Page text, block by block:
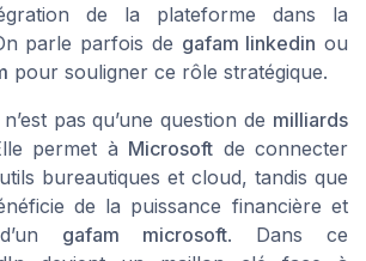
de la plateforme dans la
parle parfois de gafam linkedin ou
pour souligner ce rôle stratégique.
pas qu’une question de milliards
permet à Microsoft de connecter
bureautiques et cloud, tandis que
de la puissance financière et
gafam microsoft. Dans ce